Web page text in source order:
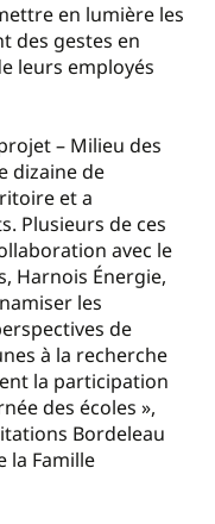
en lumière les
des gestes en
leurs employés
– Milieu des
dizaine de
et a
Plusieurs de ces
avec le
Harnois Énergie,
les
de
à la recherche
la participation
des écoles »,
Bordeleau
la Famille